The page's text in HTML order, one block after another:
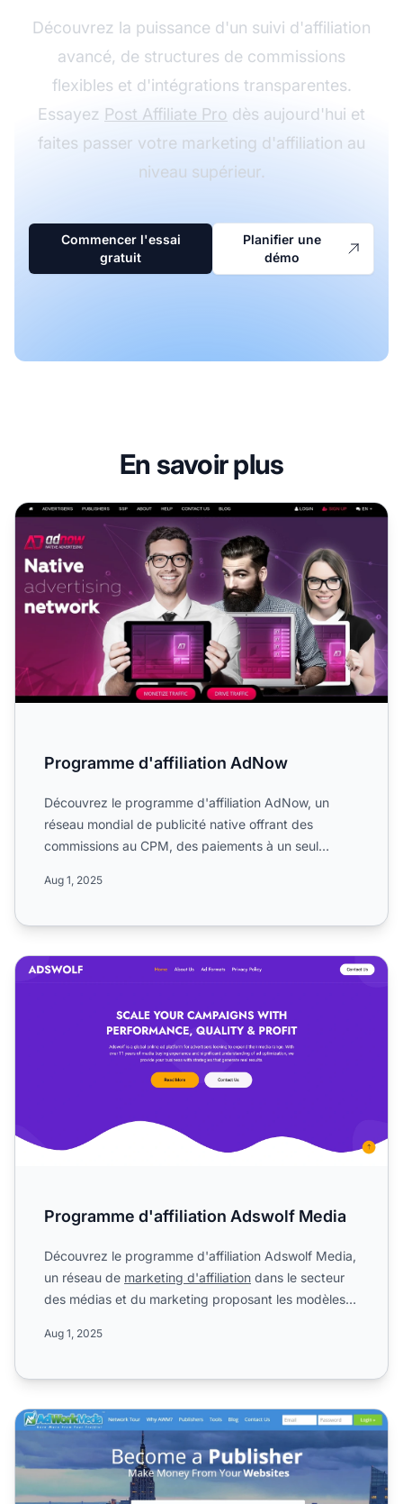
Découvrez la puissance d'un suivi d'affiliation
avancé, de structures de commissions
flexibles et d'intégrations transparentes.
Essayez Post Affiliate Pro dès aujourd'hui et
faites passer votre marketing d'affiliation au
niveau supérieur.
Commencer l'essai
gratuit
Planifier une
démo
En savoir plus
Programme d'affiliation AdNow
Programme d'affiliation AdNow
Découvrez le programme d'affiliation AdNow, un
réseau mondial de publicité native offrant des
commissions au CPM, des paiements à un seul
Aug 1, 2025
Programme d'affiliation Adswolf Media
Programme d'affiliation Adswolf Media
Découvrez le programme d'affiliation Adswolf Media,
un réseau de marketing d'affiliation dans le secteur
des médias et du marketing proposant les modèles
Aug 1, 2025
Programme d'affiliation AdWork Media